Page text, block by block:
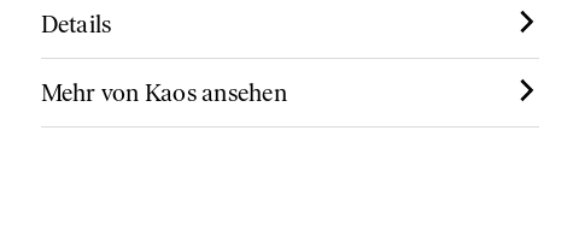
Details
Mehr von Kaos ansehen